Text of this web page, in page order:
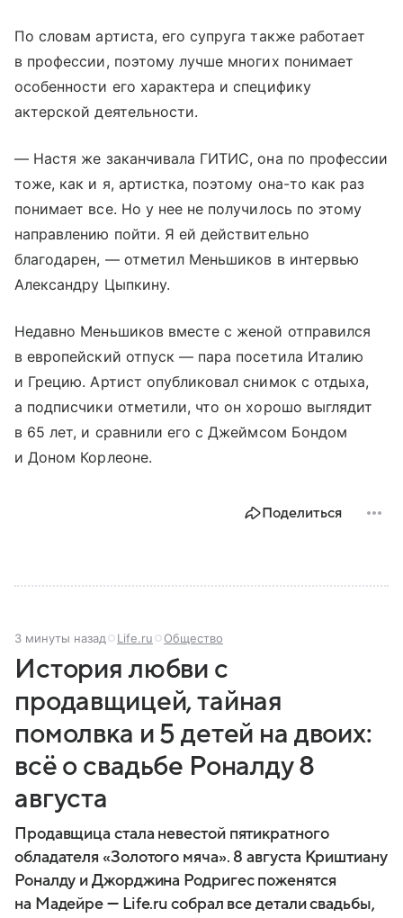
По словам артиста, его супруга также работает
в профессии, поэтому лучше многих понимает
особенности его характера и специфику
актерской деятельности.
— Настя же заканчивала ГИТИС, она по профессии
тоже, как и я, артистка, поэтому она-то как раз
понимает все. Но у нее не получилось по этому
направлению пойти. Я ей действительно
благодарен, — отметил Меньшиков в интервью
Александру Цыпкину.
Недавно Меньшиков вместе с женой отправился
в европейский отпуск — пара посетила Италию
и Грецию. Артист опубликовал снимок с отдыха,
а подписчики отметили, что он хорошо выглядит
в 65 лет, и сравнили его с Джеймсом Бондом
и Доном Корлеоне.
Поделиться
3 минуты назад Life.ru Общество
История любви с
продавщицей, тайная
помолвка и 5 детей на двоих:
всё о свадьбе Роналду 8
августа
Продавщица стала невестой пятикратного
обладателя «Золотого мяча». 8 августа Криштиану
Роналду и Джорджина Родригес поженятся
на Мадейре — Life.ru собрал все детали свадьбы,